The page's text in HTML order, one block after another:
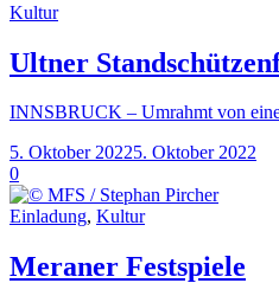
Kultur
Ultner
INNSBRUCK – Umrahmt von
5. Oktober 20225. Oktober 2022
0
Einladung, Kultur
Meraner Festspiele